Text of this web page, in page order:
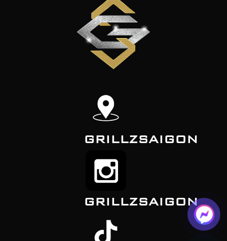
GRILLZSAIGON
GRILLZSAIGON